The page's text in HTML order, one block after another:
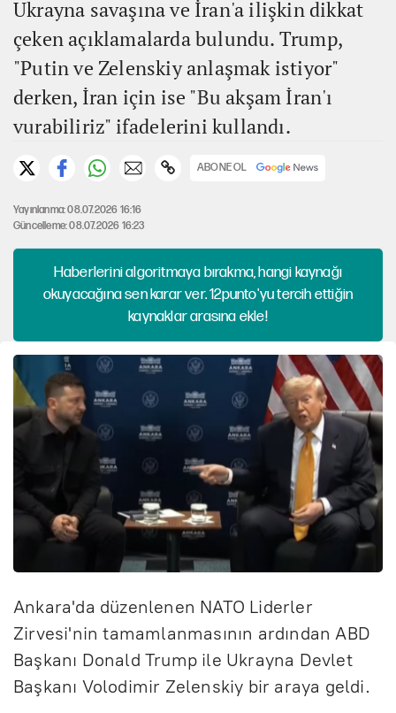
Ukrayna savaşına ve İran'a ilişkin dikkat
çeken açıklamalarda bulundu. Trump,
"Putin ve Zelenskiy anlaşmak istiyor"
derken, İran için ise "Bu akşam İran'ı
vurabiliriz" ifadelerini kullandı.
ABONE OL
Yayınlanma: 08.07.2026 16:16
Güncelleme: 08.07.2026 16:23
Haberlerini algoritmaya bırakma, hangi kaynağı
okuyacağına sen karar ver. 12punto'yu tercih ettiğin
kaynaklar arasına ekle!
Ankara'da düzenlenen NATO Liderler
Zirvesi'nin tamamlanmasının ardından ABD
Başkanı Donald Trump ile Ukrayna Devlet
Başkanı Volodimir Zelenskiy bir araya geldi.